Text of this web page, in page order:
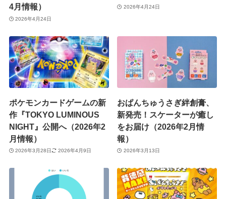
4月情報）
2026年4月24日
2026年4月24日
ポケモンカードゲームの新
作『TOKYO LUMINOUS
NIGHT』公開へ（2026年2
月情報）
2026年3月28日 2026年4月9日
おぱんちゅうさぎ絆創膏、
新発売！スケーターが癒し
をお届け（2026年2月情
報）
2026年3月13日